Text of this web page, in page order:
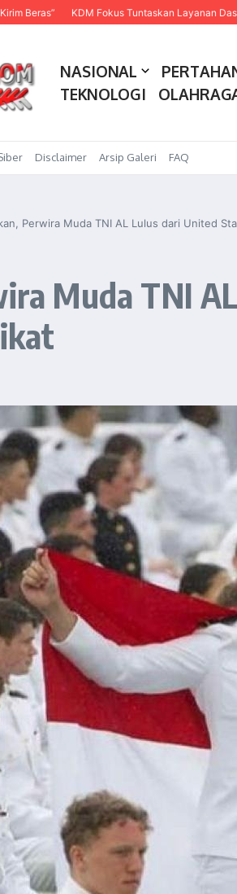
KDM Fokus Tuntaskan Layanan Dasar dan
NASIONAL
TEKNOLOGI
Disclaimer Arsip Galeri FAQ
Perwira Muda TNI AL Lulus dari United
Muda TNI